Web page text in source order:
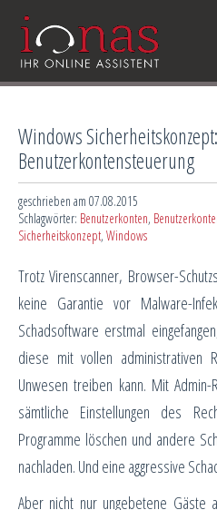
Windows
Benutzerkontensteuerung
geschrieben am 07.08.2015
Schlagwörter: Benutzerkonten,
Sicherheitskonzept, Windows
Trotz Virenscanner, Browser-
keine Garantie vor Malware-
Schadsoftware erstmal
diese mit vollen administrativen
Unwesen treiben kann. Mit
sämtliche Einstellungen des
Programme löschen und andere
nachladen. Und eine aggressive
Aber nicht nur ungebetene Gäste